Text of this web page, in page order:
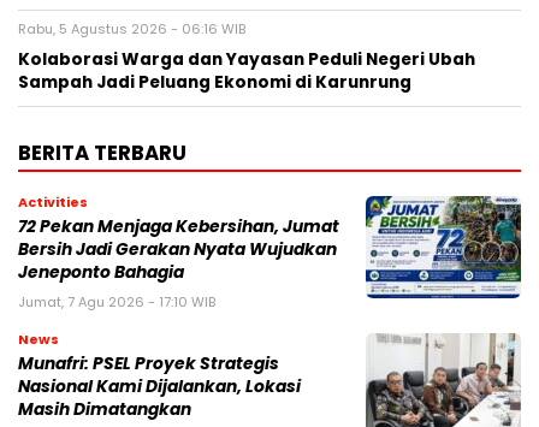
Rabu, 5 Agustus 2026 - 06:16 WIB
Kolaborasi Warga dan Yayasan Peduli Negeri Ubah
Sampah Jadi Peluang Ekonomi di Karunrung
BERITA TERBARU
Activities
72 Pekan Menjaga Kebersihan, Jumat
Bersih Jadi Gerakan Nyata Wujudkan
Jeneponto Bahagia
Jumat, 7 Agu 2026 - 17:10 WIB
News
Munafri: PSEL Proyek Strategis
Nasional Kami Dijalankan, Lokasi
Masih Dimatangkan